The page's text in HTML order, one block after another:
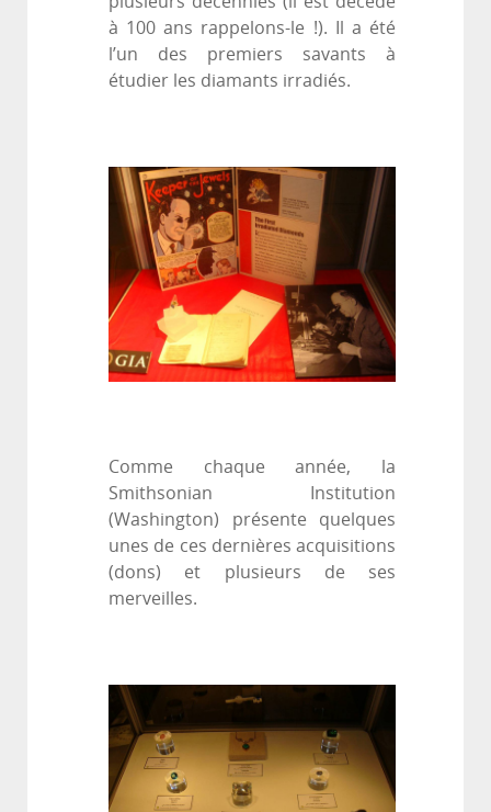
à 100 ans rappelons-le !). Il a été
l’un des premiers savants à
étudier les diamants irradiés.
Comme chaque année, la
Smithsonian Institution
(Washington) présente quelques
unes de ces dernières acquisitions
(dons) et plusieurs de ses
merveilles.